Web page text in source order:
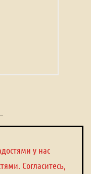
у нас
Согласитесь,